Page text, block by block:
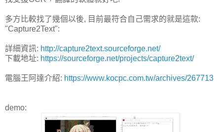
多方比較找了幾個以後, 目前最符合自己需求的就是這款:
"Capture2Text":
詳細資訊: http://capture2text.sourceforge.net/
下載地址: https://sourceforge.net/projects/capture2text/
電腦王阿達介紹: https://www.kocpc.com.tw/archives/267713
demo: